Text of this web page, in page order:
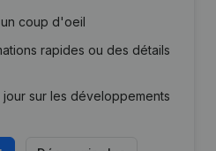
coup d'oeil
rapides ou des détails
sur les développements